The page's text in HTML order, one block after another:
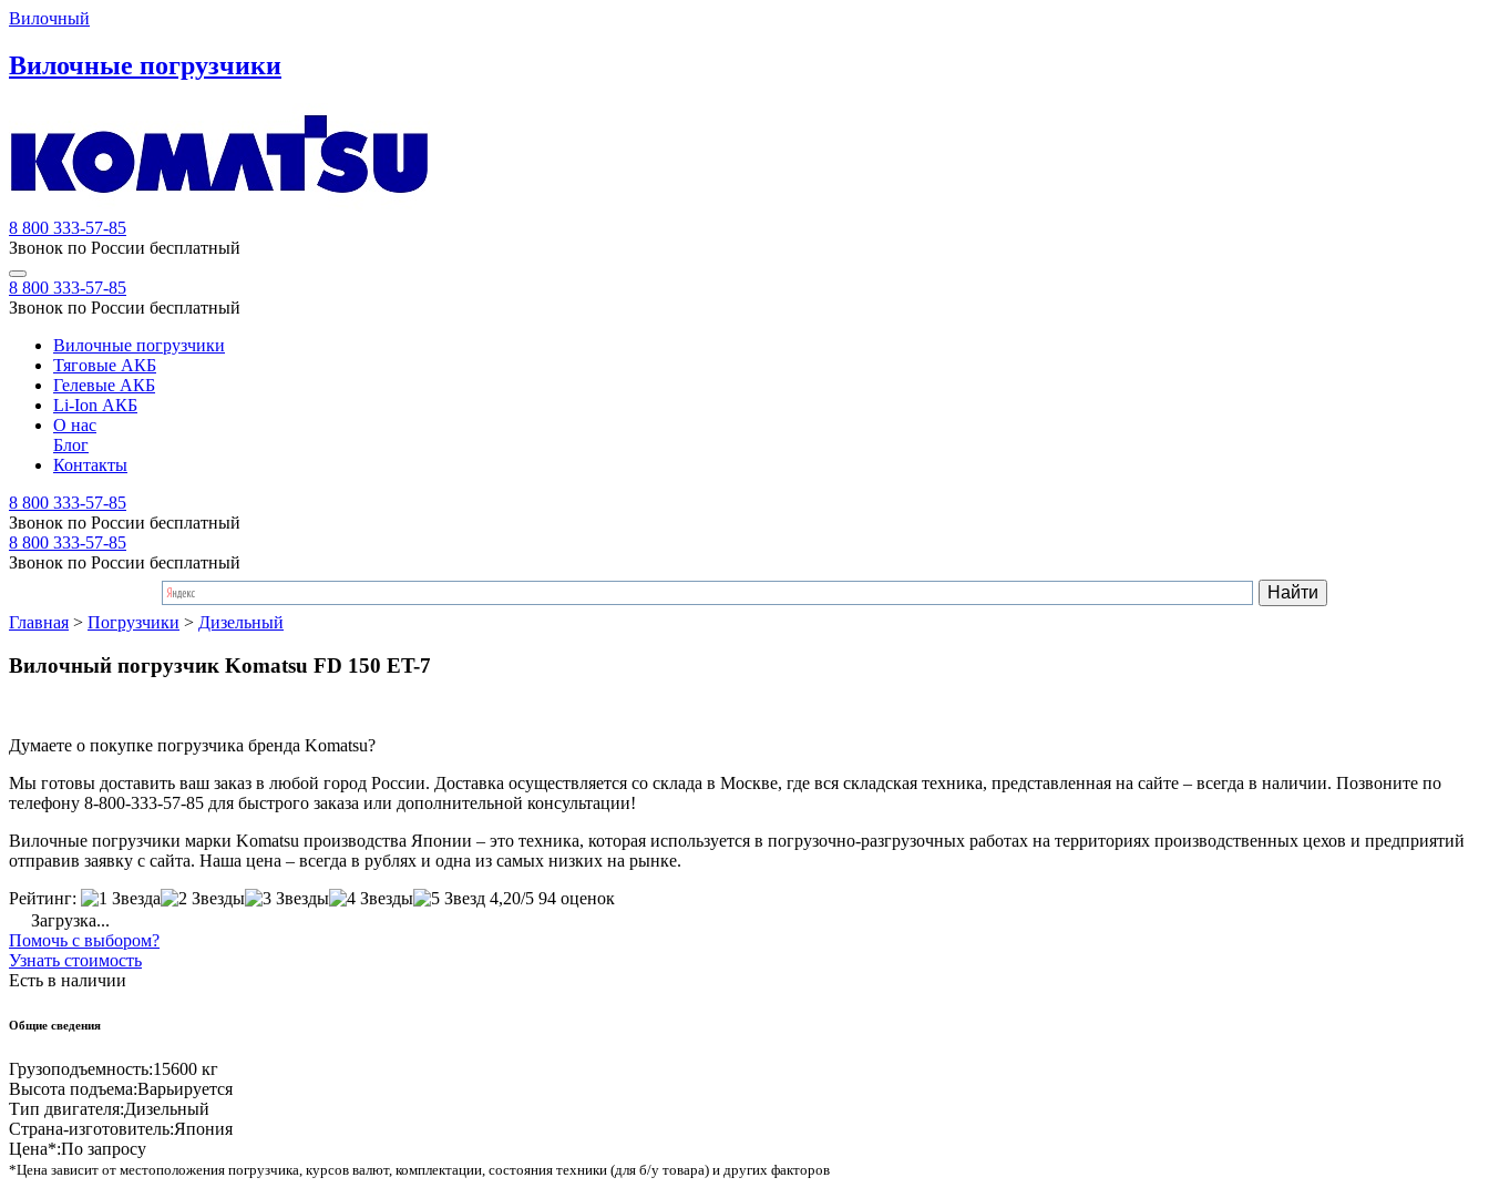
Вилочный
Вилочные погрузчики
8 800 333-57-85
Звонок по России бесплатный
8 800 333-57-85
Звонок по России бесплатный
Вилочные погрузчики
Тяговые АКБ
Гелевые АКБ
Li-Ion АКБ
О нас
Блог
Контакты
8 800 333-57-85
Звонок по России бесплатный
8 800 333-57-85
Звонок по России бесплатный
Главная > Погрузчики > Дизельный
Вилочный погрузчик Komatsu FD 150 ET-7
Думаете о покупке погрузчика бренда Komatsu?
Мы готовы доставить ваш заказ в любой город России. Доставка осуществляется со склада в Москве, где вся складская техника, представленная на сайте – всегда в наличии. Позвоните по
телефону 8-800-333-57-85 для быстрого заказа или дополнительной консультации!
Вилочные погрузчики марки Komatsu производства Японии – это техника, которая используется в погрузочно-разгрузочных работах на территориях производственных цехов и предприятий
отправив заявку с сайта. Наша цена – всегда в рублях и одна из самых низких на рынке.
Рейтинг:
4,20/5 94 оценок
Загрузка...
Помочь с выбором?
Узнать стоимость
Есть в наличии
Общие сведения
Грузоподъемность:15600 кг
Высота подъема:Варьируется
Тип двигателя:Дизельный
Страна-изготовитель:Япония
Цена*:По запросу
*Цена зависит от местоположения погрузчика, курсов валют, комплектации, состояния техники (для б/у товара) и других факторов